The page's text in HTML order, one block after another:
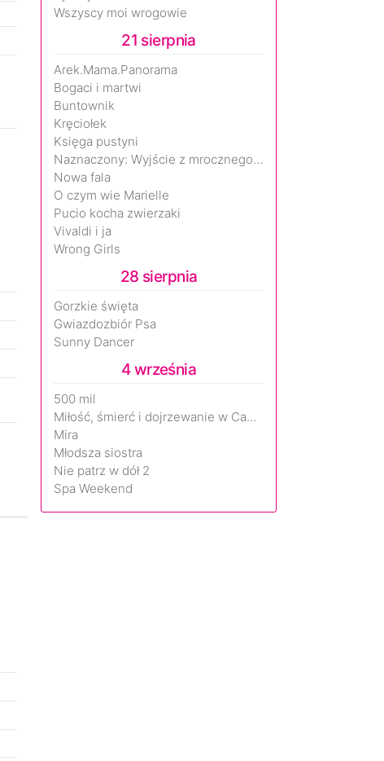
Wszyscy moi wrogowie
21 sierpnia
Arek.Mama.Panorama
Bogaci i martwi
Buntownik
Kręciołek
Księga pustyni
Naznaczony: Wyjście z mrocznego wymiaru
Nowa fala
O czym wie Marielle
Pucio kocha zwierzaki
Vivaldi i ja
Wrong Girls
28 sierpnia
Gorzkie święta
Gwiazdozbiór Psa
Sunny Dancer
4 września
500 mil
Miłość, śmierć i dojrzewanie w Camp Miasma
Mira
Młodsza siostra
Nie patrz w dół 2
Spa Weekend